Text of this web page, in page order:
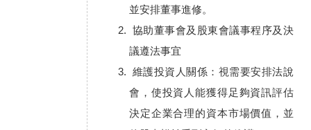
並安排董事進修。
協助董事會及股東會議事程序及決
議遵法事宜
維護投資人關係：視需要安排法說
會，使投資人能獲得足夠資訊評估
決定企業合理的資本市場價值，並